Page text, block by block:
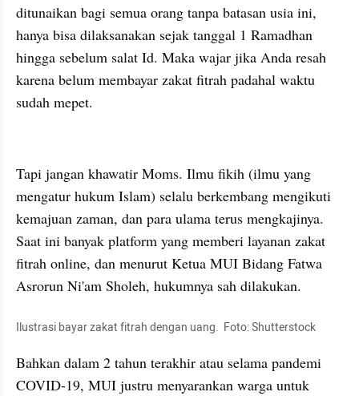
ditunaikan bagi semua orang tanpa batasan usia ini,
hanya bisa dilaksanakan sejak tanggal 1 Ramadhan
hingga sebelum salat Id. Maka wajar jika Anda resah
karena belum membayar zakat fitrah padahal waktu
sudah mepet.
Tapi jangan khawatir Moms. Ilmu fikih (ilmu yang
mengatur hukum Islam) selalu berkembang mengikuti
kemajuan zaman, dan para ulama terus mengkajinya.
Saat ini banyak platform yang memberi layanan zakat
fitrah online, dan menurut Ketua MUI Bidang Fatwa
Asrorun Ni'am Sholeh, hukumnya sah dilakukan.
Ilustrasi bayar zakat fitrah dengan uang.  Foto: Shutterstock
Bahkan dalam 2 tahun terakhir atau selama pandemi
COVID-19, MUI justru menyarankan warga untuk